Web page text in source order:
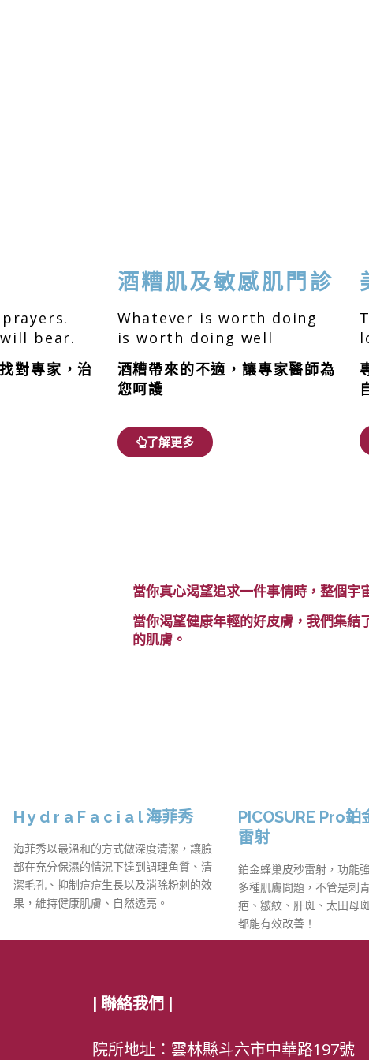
bear.
對專家，治
酒糟肌及敏感肌門診
Whatever is worth doing
is worth doing well
酒糟帶來的不適，讓專家醫師為
您呵護
了解更多
當你真心渴望追求一件事情時，整個宇
當你渴望健康年輕的好皮膚，我們集
的肌膚。
H y d r a F a c i a l 海菲秀
海菲秀以最溫和的方式做深度清潔，讓臉
部在充分保濕的情況下達到調理角質、清
潔毛孔、抑制痘痘生長以及消除粉刺的效
果，維持健康肌膚、自然透亮。
PICOSURE Pro鉑
雷射
鉑金蜂巢皮秒雷射，功能
多種肌膚問題，不管是刺
疤、皺紋、肝斑、太田母
都能有效改善！
| 聯絡我們 |
院所地址：雲林縣斗六市中華路197號